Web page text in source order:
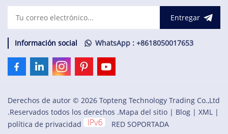
Entregar
Información social WhatsApp : +8618050017653
Derechos de autor © 2026 Topteng Technology Trading Co.,Ltd
.Reservados todos los derechos .Mapa del sitio | Blog | XML |
política de privacidad
RED SOPORTADA